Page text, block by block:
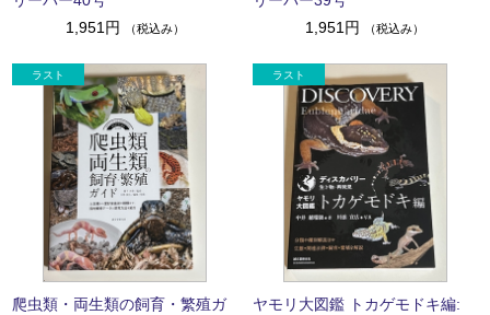
1,951円
（税込み）
1,951円
（税込み）
爬虫類・両生類の飼育・繁殖ガ
ヤモリ大図鑑 トカゲモドキ編: